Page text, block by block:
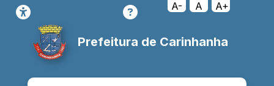
A- A A+
Prefeitura de Carinhanha